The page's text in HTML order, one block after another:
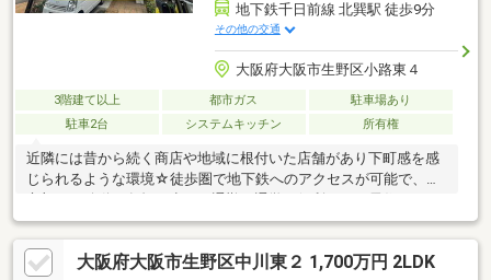
地下鉄千日前線 北巽駅 徒歩9分
その他の交通
大阪府大阪市生野区小路東４
3階建て以上 都市ガス
駐車場あり
駐車2台
システムキッチン 所有権
近隣には昔から続く商店や地域に根付いた店舗があり下町感を感
じられるような環境☆徒歩圏で地下鉄へのアクセスが可能で、都
スを広く感じられるような造りの室内☆人気のカウンタータイプ
のキッチンはリビングスペースを見ながらの作業ができご家族団
らんをより過ごしやすく、お子さまのいる環境でも安心です 広々
大阪府大阪市生野区中川東２ 1,700万円 2LDK